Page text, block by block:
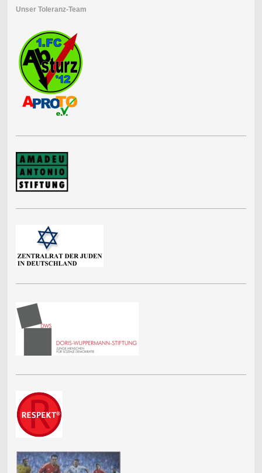
Unser Toleranz-Team